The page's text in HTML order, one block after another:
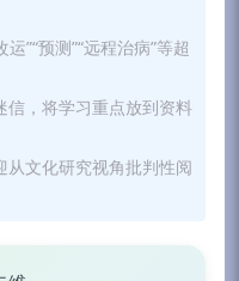
”“预测”“远程治病”等超
信，将学习重点放到资料
文化研究视角批判性阅